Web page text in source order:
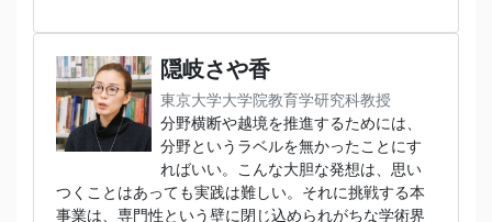
隠岐さや香
東京大学大学院教育学研究科教授
分野横断や越境を推進するためには、
分野というラベルを無かったことにす
ればいい。こんな大胆な発想は、思い
つくことはあっても実践は難しい。それに挑戦する本
事業は、専門性という壁に閉じ込められがちな学術界